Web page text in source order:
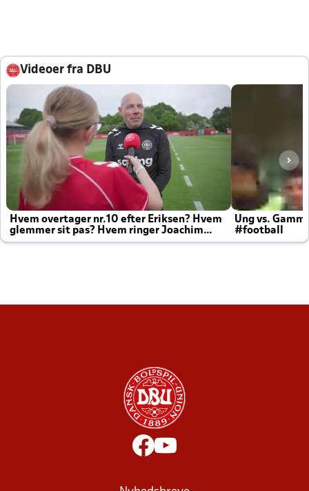
Videoer fra DBU
Hvem overtager nr.10 efter Eriksen? Hvem
glemmer sit pas? Hvem ringer Joachim
altid til efter kampe?
Ung vs.
#football